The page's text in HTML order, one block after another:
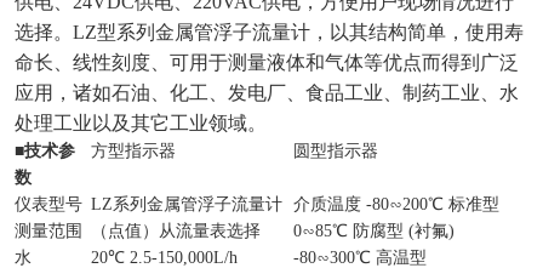
选择。LZ型系列金属管浮子流量计，以其结构简单，使用寿
命长、线性刻度、可用于测量液体和气体等优点而得到广泛
应用，诸如石油、化工、发电厂、食品工业、制药工业、水
处理工业以及其它工业领域。
■技术参
数
方型指示器 圆型指示器
仪表型号 LZ系列金属管浮子流量计 介质温度 -80∽200℃ 标准型
测量范围
（点值）从流量表选择
0∽85℃ 防腐型 (衬氟)
水
20℃ 2.5-150,000L/h
-80∽300℃ 高温型